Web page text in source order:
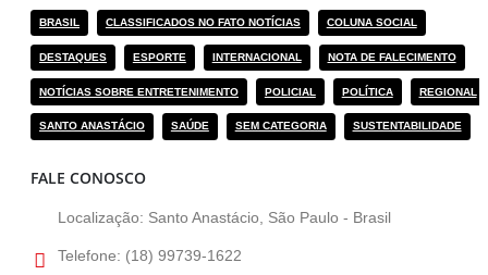
BRASIL CLASSIFICADOS NO FATO NOTÍCIAS COLUNA SOCIAL
DESTAQUES ESPORTE INTERNACIONAL NOTA DE FALECIMENTO
NOTÍCIAS SOBRE ENTRETENIMENTO POLICIAL POLÍTICA REGIONAL
SANTO ANASTÁCIO SAÚDE SEM CATEGORIA SUSTENTABILIDADE
FALE CONOSCO
Localização: Santo Anastácio, São Paulo - Brasil
Telefone: (18) 99739-1622